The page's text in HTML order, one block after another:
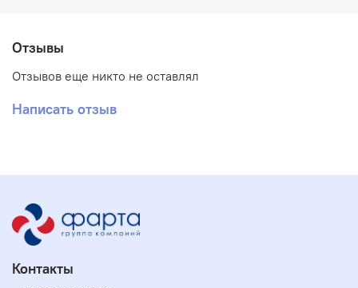
Отзывы
Отзывов еще никто не оставлял
Написать отзыв
Контакты